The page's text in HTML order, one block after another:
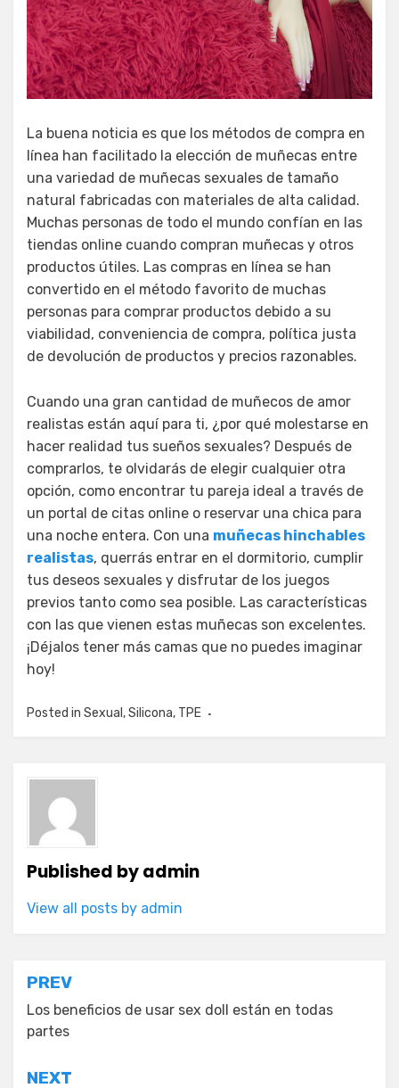
La buena noticia es que los métodos de compra en
línea han facilitado la elección de muñecas entre
una variedad de muñecas sexuales de tamaño
natural fabricadas con materiales de alta calidad.
Muchas personas de todo el mundo confían en las
tiendas online cuando compran muñecas y otros
productos útiles. Las compras en línea se han
convertido en el método favorito de muchas
personas para comprar productos debido a su
viabilidad, conveniencia de compra, política justa
de devolución de productos y precios razonables.
Cuando una gran cantidad de muñecos de amor
realistas están aquí para ti, ¿por qué molestarse en
hacer realidad tus sueños sexuales? Después de
comprarlos, te olvidarás de elegir cualquier otra
opción, como encontrar tu pareja ideal a través de
un portal de citas online o reservar una chica para
una noche entera. Con una muñecas hinchables
realistas, querrás entrar en el dormitorio, cumplir
tus deseos sexuales y disfrutar de los juegos
previos tanto como sea posible. Las características
con las que vienen estas muñecas son excelentes.
¡Déjalos tener más camas que no puedes imaginar
hoy!
Posted in Sexual ,Silicona, TPE
Published byadmin
View all posts by admin
Post
navigation
PREV
Los beneficios de usar sex doll están en todas
partes
NEXT